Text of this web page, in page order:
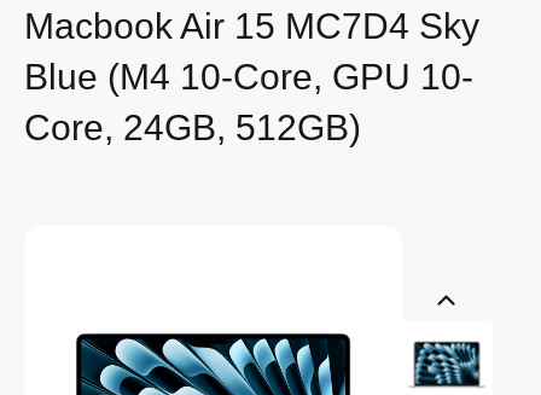
Macbook Air 15 MC7D4 Sky
Blue (M4 10-Core, GPU 10-
Core, 24GB, 512GB)